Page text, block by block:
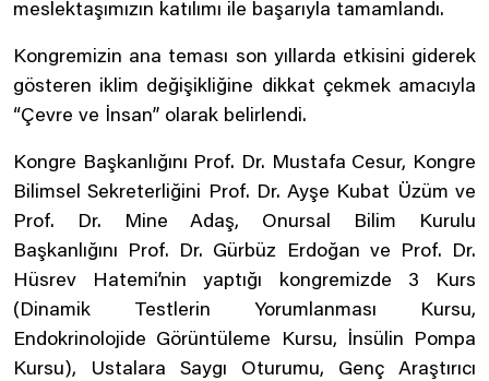
meslektaşımızın katılımı ile başarıyla tamamlandı.
Kongremizin ana teması son yıllarda etkisini giderek
gösteren iklim değişikliğine dikkat çekmek amacıyla
“Çevre ve İnsan” olarak belirlendi.
Kongre Başkanlığını Prof. Dr. Mustafa Cesur, Kongre
Bilimsel Sekreterliğini Prof. Dr. Ayşe Kubat Üzüm ve
Prof. Dr. Mine Adaş, Onursal Bilim Kurulu
Başkanlığını Prof. Dr. Gürbüz Erdoğan ve Prof. Dr.
Hüsrev Hatemi’nin yaptığı kongremizde 3 Kurs
(Dinamik Testlerin Yorumlanması Kursu,
Endokrinolojide Görüntüleme Kursu, İnsülin Pompa
Kursu), Ustalara Saygı Oturumu, Genç Araştırıcı